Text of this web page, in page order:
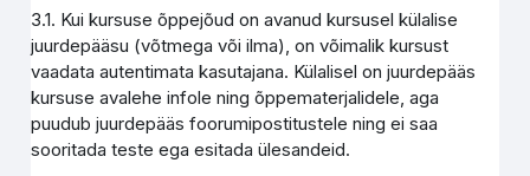
3.1. Kui kursuse õppejõud on avanud kursusel külalise
juurdepääsu (võtmega või ilma), on võimalik kursust
vaadata autentimata kasutajana. Külalisel on juurdepääs
kursuse avalehe infole ning õppematerjalidele, aga
puudub juurdepääs foorumipostitustele ning ei saa
sooritada teste ega esitada ülesandeid.